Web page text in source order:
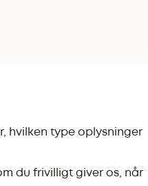
hvilken type oplysninger
du frivilligt giver os, når